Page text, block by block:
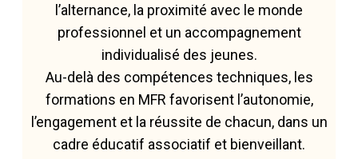
l’alternance, la proximité avec le monde
professionnel et un accompagnement
individualisé des jeunes.
Au-delà des compétences techniques, les
formations en MFR favorisent l’autonomie,
l’engagement et la réussite de chacun, dans un
cadre éducatif associatif et bienveillant.